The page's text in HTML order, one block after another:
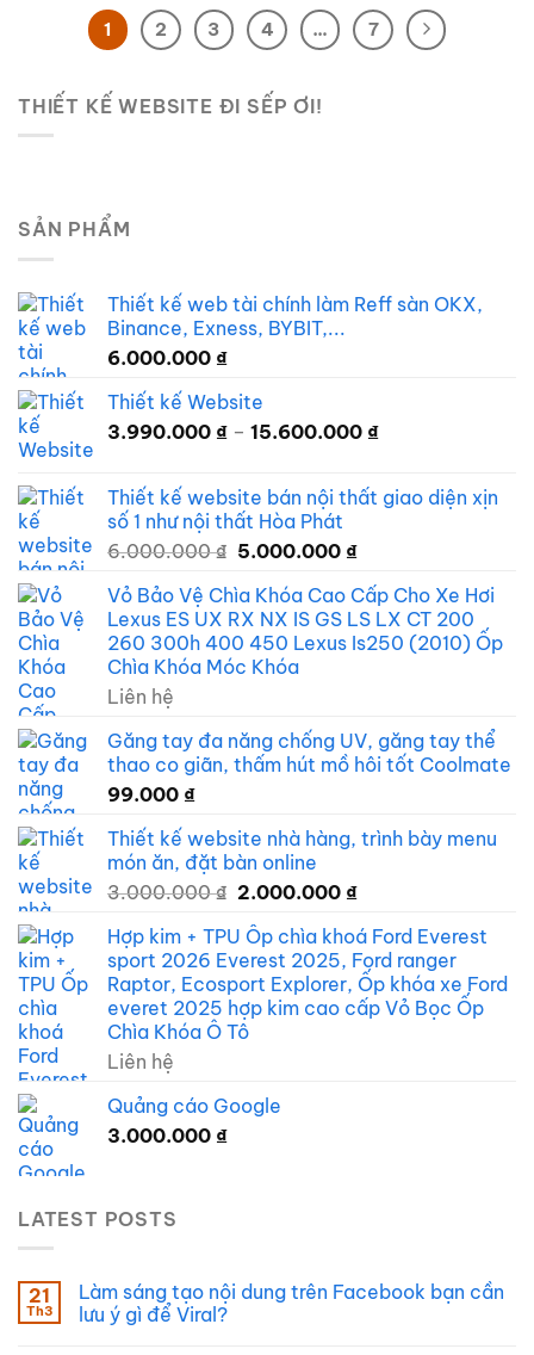
1 2 3 4 … 7
THIẾT KẾ WEBSITE ĐI SẾP ƠI!
SẢN PHẨM
Thiết kế web tài chính làm Reff sàn OKX,
Binance, Exness, BYBIT,...
6.000.000 ₫
Thiết kế Website
3.990.000 ₫ – 15.600.000 ₫Khoảng
3.990.000 ₫
Thiết kế website bán nội thất giao diện xịn
số 1 như nội thất Hòa Phát
6.000.000₫ Giá
là:
6.000.000 ₫.
5.000.000 ₫Giá
tại
là:
5.000.000 ₫.
Vỏ Bảo Vệ Chìa Khóa Cao Cấp Cho Xe Hơi
Lexus ES UX RX NX IS GS LS LX CT 200
260 300h 400 450 Lexus Is250 (2010) Ốp
Chìa Khóa Móc Khóa
Liên hệ
Găng tay đa năng chống UV, găng tay thể
thao co giãn, thấm hút mồ hôi tốt Coolmate
99.000 ₫
Thiết kế website nhà hàng, trình bày menu
món ăn, đặt bàn online
3.000.000₫ Giá
là:
3.000.000 ₫.
2.000.000 ₫Giá
tại
là:
2.000.000 ₫.
Hợp kim + TPU Ốp chìa khoá Ford Everest
sport 2026 Everest 2025, Ford ranger
Raptor, Ecosport Explorer, Ốp khóa xe Ford
everet 2025 hợp kim cao cấp Vỏ Bọc Ốp
Chìa Khóa Ô Tô
Liên hệ
Quảng cáo Google
3.000.000 ₫
LATEST POSTS
21
Th3
Làm sáng tạo nội dung trên Facebook bạn cần
lưu ý gì để Viral?